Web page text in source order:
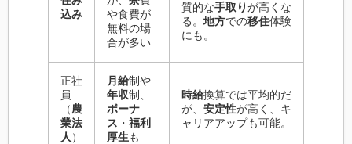
込み
や食費が
無料の場
合が多い
質的な手取りが高くな
る。 地方での移住体験
にも。
正社
員
（農
業法
人 ）
月給制や
年収制、
ボーナ
ス ・ 福利
厚生も
時給換算では平均的だ
が、 安定性が高く、キ
ャリアアップも可能。